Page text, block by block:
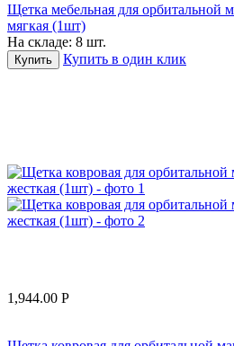
Щетка мебельная для орбитальной
мягкая (1шт)
На складе: 8 шт.
Купить Купить в один клик
1,944.00 Р